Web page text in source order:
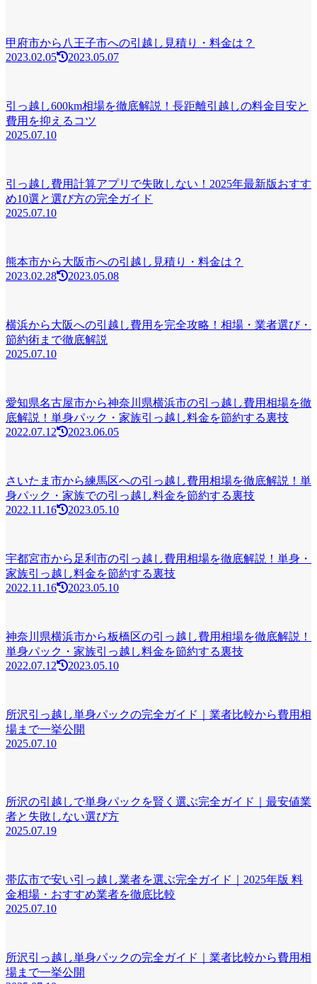
甲府市から八王子市への引越し見積り・料金は？
2023.02.05
2023.05.07
引っ越し600km相場を徹底解説！長距離引越しの料金目安と
費用を抑えるコツ
2025.07.10
引っ越し費用計算アプリで失敗しない！2025年最新版おすす
め10選と選び方の完全ガイド
2025.07.10
熊本市から大阪市への引越し見積り・料金は？
2023.02.28
2023.05.08
横浜から大阪への引越し費用を完全攻略！相場・業者選び・
節約術まで徹底解説
2025.07.10
愛知県名古屋市から神奈川県横浜市の引っ越し費用相場を徹
底解説！単身パック・家族引っ越し料金を節約する裏技
2022.07.12
2023.06.05
さいたま市から練馬区への引っ越し費用相場を徹底解説！単
身パック・家族での引っ越し料金を節約する裏技
2022.11.16
2023.05.10
宇都宮市から足利市の引っ越し費用相場を徹底解説！単身・
家族引っ越し料金を節約する裏技
2022.11.16
2023.05.10
神奈川県横浜市から板橋区の引っ越し費用相場を徹底解説！
単身パック・家族引っ越し料金を節約する裏技
2022.07.12
2023.05.10
所沢引っ越し単身パックの完全ガイド｜業者比較から費用相
場まで一挙公開
2025.07.10
所沢の引越しで単身パックを賢く選ぶ完全ガイド｜最安値業
者と失敗しない選び方
2025.07.19
帯広市で安い引っ越し業者を選ぶ完全ガイド｜2025年版 料
金相場・おすすめ業者を徹底比較
2025.07.10
所沢引っ越し単身パックの完全ガイド｜業者比較から費用相
場まで一挙公開